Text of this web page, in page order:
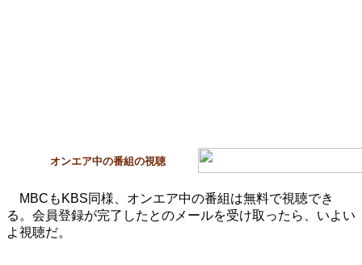
オンエア中の番組の視聴
MBCもKBS同様、オンエア中の番組は無料で視聴でき
る。会員登録が完了したとのメールを受け取ったら、いよい
よ視聴だ。